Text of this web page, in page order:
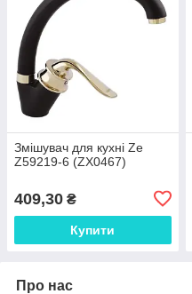
Змішувач для кухні Ze
Z59219-6 (ZX0467)
409,30 ₴
Купити
Про нас